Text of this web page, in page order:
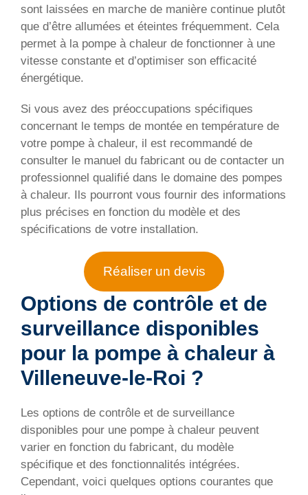
sont laissées en marche de manière continue plutôt
que d’être allumées et éteintes fréquemment. Cela
permet à la pompe à chaleur de fonctionner à une
vitesse constante et d’optimiser son efficacité
énergétique.
Si vous avez des préoccupations spécifiques
concernant le temps de montée en température de
votre pompe à chaleur, il est recommandé de
consulter le manuel du fabricant ou de contacter un
professionnel qualifié dans le domaine des pompes
à chaleur. Ils pourront vous fournir des informations
plus précises en fonction du modèle et des
spécifications de votre installation.
Réaliser un devis
Options de contrôle et de
surveillance disponibles
pour la pompe à chaleur à
Villeneuve-le-Roi ?
Les options de contrôle et de surveillance
disponibles pour une pompe à chaleur peuvent
varier en fonction du fabricant, du modèle
spécifique et des fonctionnalités intégrées.
Cependant, voici quelques options courantes que